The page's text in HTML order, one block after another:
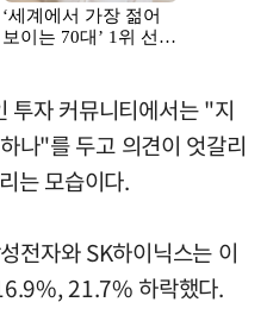
투자 커뮤니티에서는 "지
나"를 두고 의견이 엇갈리
는 모습이다.
전자와 SK하이닉스는 이
21.7% 하락했다.